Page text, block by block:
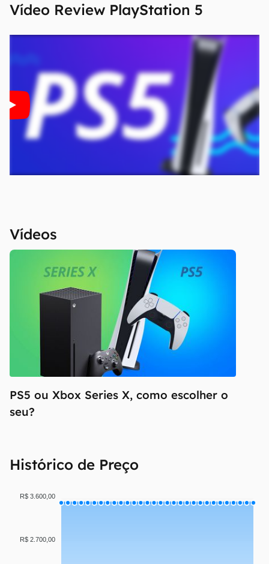
Vídeo Review PlayStation 5
Vídeos
PS5 ou Xbox Series X, como escolher o
seu?
Histórico de Preço
R$ 3.600,00
R$ 2.700,00